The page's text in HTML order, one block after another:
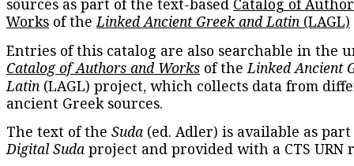
sources as part of the text-based Catalog of
Works of theLinked Ancient Greek and Latin (LAGL)
Entries of this catalog are also searchable in the
Catalog of Authors and Works of theLinked Ancient
Latin (LAGL) project, which collects data from
ancient Greek sources.
The text of the Suda (ed. Adler) is available as
Digital Suda project and provided with a CTS URN